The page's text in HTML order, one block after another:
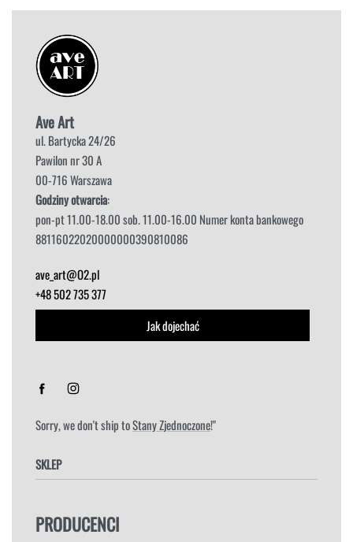
Ave Art
ul. Bartycka 24/26
Pawilon nr 30 A
00-716 Warszawa
Godziny otwarcia:
pon-pt 11.00-18.00 sob. 11.00-16.00 Numer konta bankowego
88116022020000000390810086
ave_art@O2.pl
+48 502 735 377
Jak dojechać
Sorry, we don't ship toStany Zjednoczone!"
SKLEP
HOKERY
PRODUCENCI